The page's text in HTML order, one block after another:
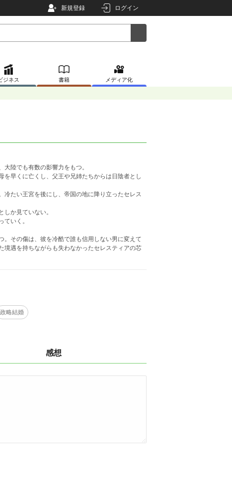
新規登録 ログイン
ジネス 書籍 メディア化
陸でも有数の影響力をもつ。
早くに亡くし、父王や兄姉たちからは日陰者とし
冷たい王宮を後にし、帝国の地に降り立ったセレス
か見ていない。
いく。
。その傷は、彼を冷酷で誰も信用しない男に変えて
境遇を持ちながらも失わなかったセレスティアの芯
政略結婚
感想